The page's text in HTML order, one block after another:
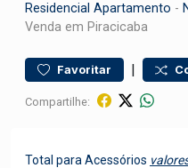
Residencial Apartamento -
Venda em Piracicaba
Favoritar |
Compartilhe:
Total para Acessórios